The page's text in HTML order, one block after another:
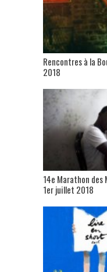
Rencontres à la
2018
14e Marathon des
1er juillet 2018